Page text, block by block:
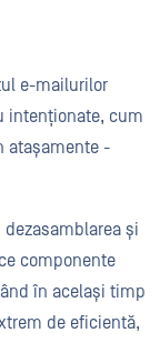
e-mailurilor
intenționate, cum
atașamente -
și
componente
în același timp
de eficientă,